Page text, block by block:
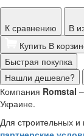
К сравнению
В
Купить В
Быстрая покупка
Нашли дешевле?
Компания Romstal
Украине.
Для строительных